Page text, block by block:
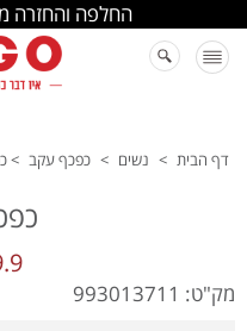
החלפה והחזרה
דף הבית > נשים > כפכף עקב >
₪
מק"ט: 993013711